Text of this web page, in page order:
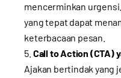
mencerminkan
yang tepat dapat
keterbacaan pesan.
Call to Action (CTA)
Ajakan bertindak yang